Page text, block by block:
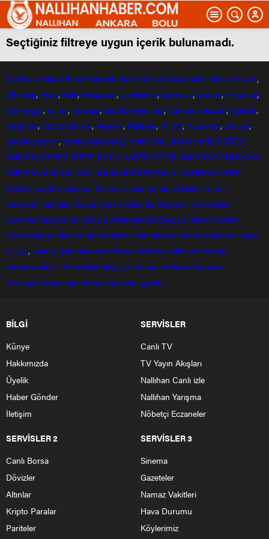
Seçtiğiniz filtreye uygun içerik bulunamadı.
Nallıhan Ankara Bolu Eskişehir haber sitesi Ankarahabersitesi Akyurt,
Altındağ,Ayaş, Balâ, Beypazarı, Çamlıdere, Çankaya, Çubuk, Elmadağ,
Etimesgut, Evren,Gölbaşı,Güdül, Haymana, Kahramankazan, Kalecik,
Keçiören, Kızılcahamam, Mamak, Nallıhan, Polatlı, Pursaklar,Sincan,
Şereflikoçhisar,Yenimahalle NALLIHAN NALLIHAN HABER SİTESİ
ANKARA HABER SİTESİ BOLU HABER SİTESİ ANKARA SONDAKİKA
ANKARA MASASI NALLIHAN GÜNDEM NALLIHANHASHABER
Nallihan nallihanhasber Ankara Haber Karaman Haber sitesi
Karaman Gündem Karamandan Haberler Karaman Sondakika
Larende Karaman24 Ankara Ankarahaber Beyparı Haber Nallıhan
Nalıhanhaber Memur Memurhaber Kamuhaber Kamudanhaber imaret
asayiş, uyanış haberkaraman Ermenek Ermenekhaber Ayrancı
Kazımkarabekir Sarıveliler Başyayla Karaman Basın Karaman
Televizyon Karaman Radyo Karaman gazete
BİLGİ
Künye
Hakkımızda
Üyelik
Haber Gönder
İletişim
SERVİSLER
Canlı TV
TV Yayın Akışları
Nallıhan Canlı izle
Nallıhan Yarışma
Nöbetçi Eczaneler
SERVİSLER 2
Canlı Borsa
Dövizler
Altınlar
Kripto Paralar
Pariteler
SERVİSLER 3
Sinema
Gazeteler
Namaz Vakitleri
Hava Durumu
Köylerimiz